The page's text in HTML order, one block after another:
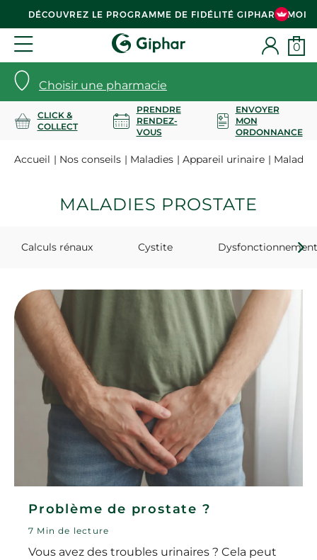
DÉCOUVREZ LE PROGRAMME DE FIDÉLITÉ GIPHAR & MOI
Choisir une pharmacie
0
CLICK &
COLLECT
PRENDRE
RENDEZ-
VOUS
ENVOYER
MON
ORDONNANCE
Accueil Nos conseils Maladies Appareil urinaire
MALADIES PROSTATE
Calculs rénaux Cystite
Problème de prostate ?
7 Min de lecture
Vous avez des troubles urinaires ? Cela peut